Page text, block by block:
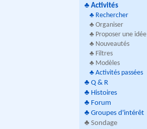
♣ Activités
♣ Rechercher
♣ Organiser
♣ Proposer une idée
♣ Nouveautés
♣ Filtres
♣ Modèles
♣ Activités passées
♣ Q & R
♣ Histoires
♣ Forum
♣ Groupes d'intérêt
♣ Sondage